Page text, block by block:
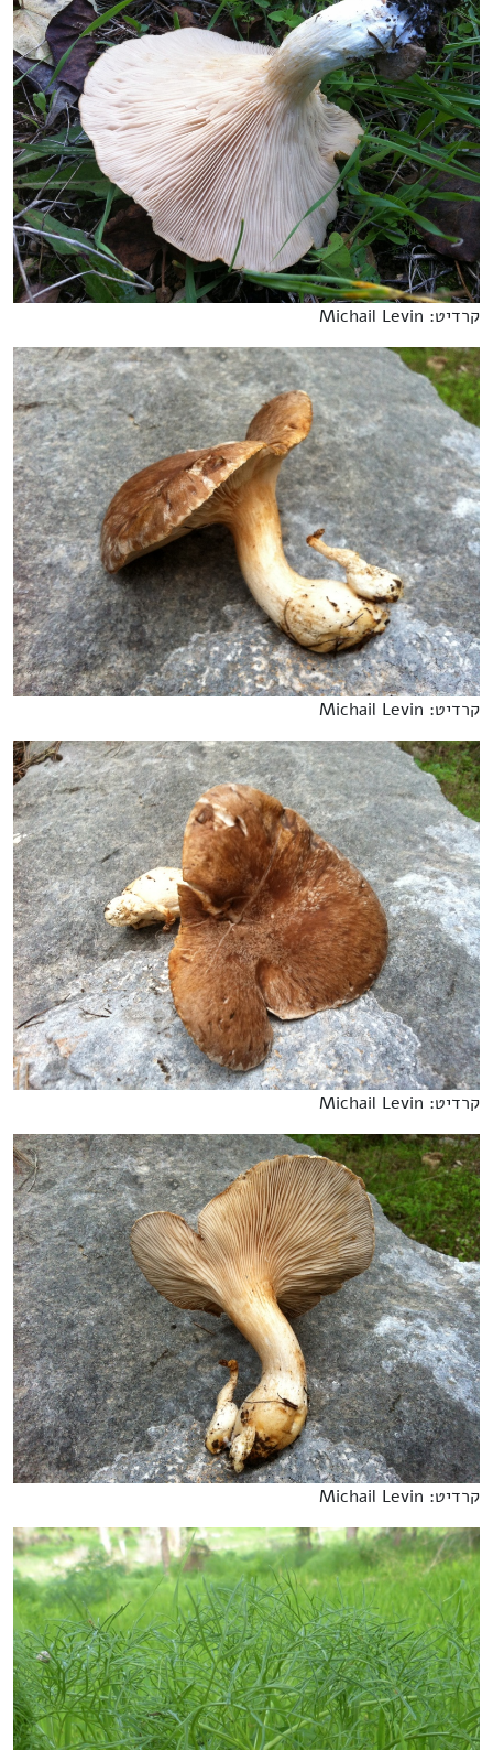
קרדיט: Michail Levin
קרדיט: Michail Levin
קרדיט: Michail Levin
קרדיט: Michail Levin